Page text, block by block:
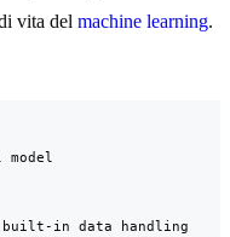
vita del machine learning.
model
in data handling